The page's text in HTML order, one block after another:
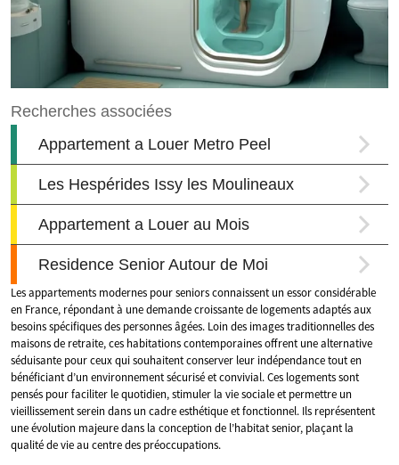
Les appartements modernes pour seniors connaissent un essor considérable
en France, répondant à une demande croissante de logements adaptés aux
besoins spécifiques des personnes âgées. Loin des images traditionnelles des
maisons de retraite, ces habitations contemporaines offrent une alternative
séduisante pour ceux qui souhaitent conserver leur indépendance tout en
bénéficiant d’un environnement sécurisé et convivial. Ces logements sont
pensés pour faciliter le quotidien, stimuler la vie sociale et permettre un
vieillissement serein dans un cadre esthétique et fonctionnel. Ils représentent
une évolution majeure dans la conception de l’habitat senior, plaçant la
qualité de vie au centre des préoccupations.